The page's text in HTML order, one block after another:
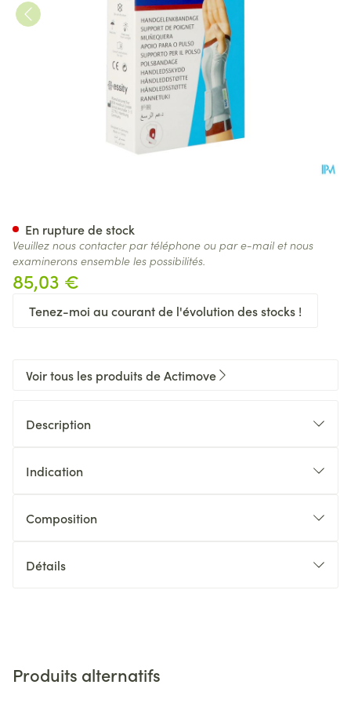
85,03 €
Tenez-moi au courant de l'évolution des stocks !
En rupture de stock
Veuillez nous contacter par téléphone ou par e-mail et nous
examinerons ensemble les possibilités.
Voir tous les produits de Actimove
Description
Indication
Composition
Détails
Produits alternatifs